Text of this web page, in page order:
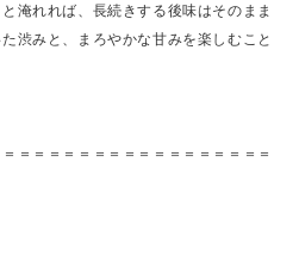
淹れれば、長続きする後味はそのまま
渋みと、まろやかな甘みを楽しむこと
＝＝＝＝＝＝＝＝＝＝＝＝＝＝＝＝＝